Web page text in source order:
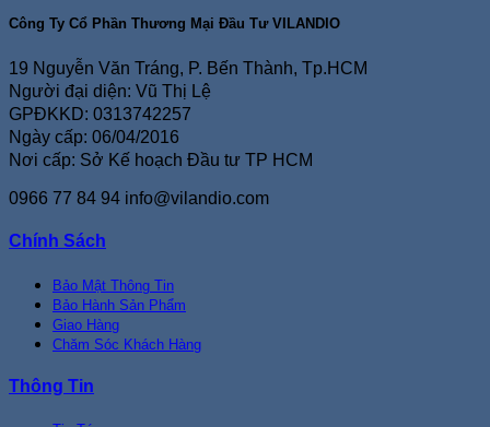
Công Ty Cổ Phần Thương Mại Đầu Tư VILANDIO
19 Nguyễn Văn Tráng, P. Bến Thành, Tp.HCM
Người đại diện: Vũ Thị Lệ
GPĐKKD: 0313742257
Ngày cấp: 06/04/2016
Nơi cấp: Sở Kế hoạch Đầu tư TP HCM
0966 77 84 94 info@vilandio.com
Chính Sách
Bảo Mật Thông Tin
Bảo Hành Sản Phẩm
Giao Hàng
Chăm Sóc Khách Hàng
Thông Tin